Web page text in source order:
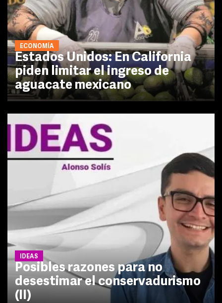
ECONOMÍA
Estados Unidos: En California
piden limitar el ingreso de
aguacate mexicano
IDEAS
Posibles razones para no
desestimar el conservadurismo
(II)